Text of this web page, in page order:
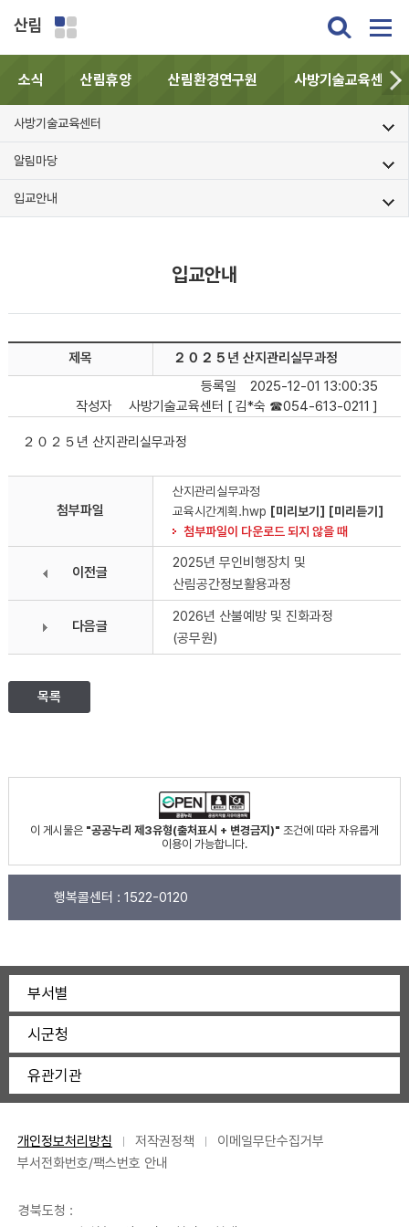
산림
소식 산림휴양 산림환경연구원 사방기술교육센터
사방기술교육센터
알림마당
입교안내
입교안내
제목
２０２５년 산지관리실무과정
등록일
2025-12-01 13:00:35
작성자
사방기술교육센터 [ 김*숙 ☎054-613-0211 ]
２０２５년 산지관리실무과정
첨부파일
산지관리실무과정
교육시간계획.hwp [미리보기]
[미리듣기]
첨부파일이 다운로드 되지 않을 때
이전글
2025년 무인비행장치 및
산림공간정보활용과정
다음글
2026년 산불예방 및 진화과정
(공무원)
목록
이 게시물은 "공공누리 제3유형(출처표시 + 변경금지)" 조건에 따라 자유롭게
이용이 가능합니다.
행복콜센터 : 1522-0120
부서별
시군청
유관기관
개인정보처리방침 저작권정책
이메일무단수집거부
부서전화번호/팩스번호 안내
경북도청 :